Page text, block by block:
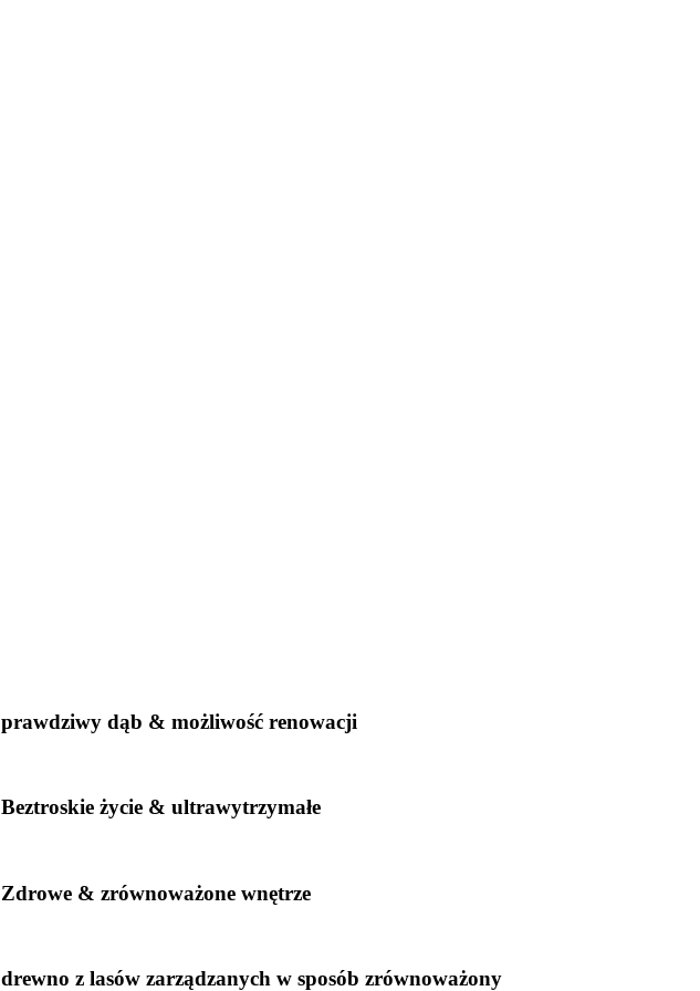
prawdziwy dąb & możliwość renowacji
Beztroskie życie & ultrawytrzymałe
Zdrowe & zrównoważone wnętrze
drewno z lasów zarządzanych w sposób zrównoważony